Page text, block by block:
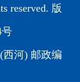
reserved. 版
号
西河) 邮政编